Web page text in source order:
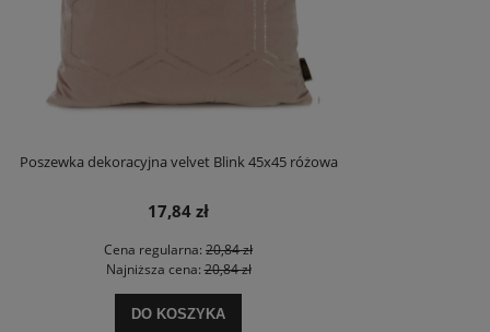
Poszewka dekoracyjna velvet Blink 45x45 różowa
17,84 zł
Cena regularna: 20,84 zł
Najniższa cena:20,84 zł
DO KOSZYKA